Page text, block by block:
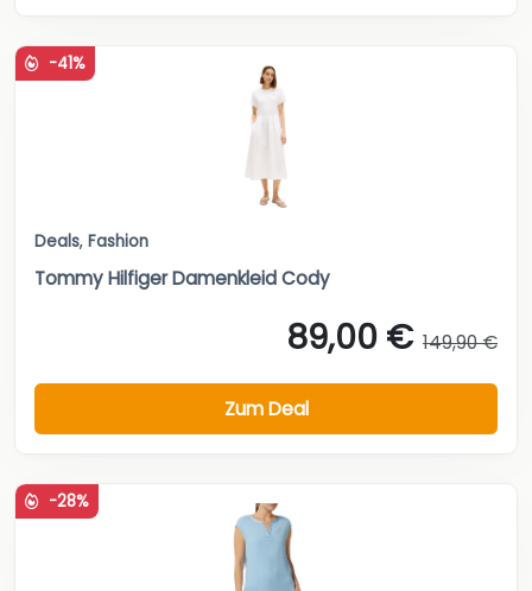
-41%
Deals, Fashion
Tommy Hilfiger Damenkleid Cody
89,00 € 149,90 €
Zum Deal
-28%